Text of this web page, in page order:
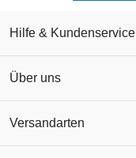
Hilfe & Kundenservice
Über uns
Versandarten